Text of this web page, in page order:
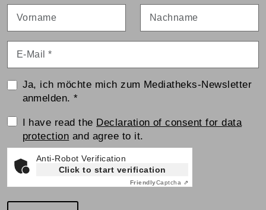
Ja, ich möchte mich zum Mediatheks-Newsletter
anmelden.*
Einwilligungserklärung
I have read the Declaration of consent for data
protection and agree to it.
Anti-Robot Verification
Click to start verification
FriendlyCaptcha ⇗